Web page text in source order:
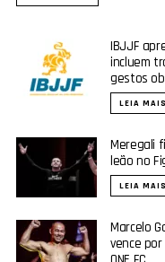
IBJJF
incluem
gestos
LEIA MAIS
Meregali
leão no
LEIA MAIS
Marcelo
vence